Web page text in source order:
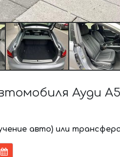
Ауди A5
авто) или